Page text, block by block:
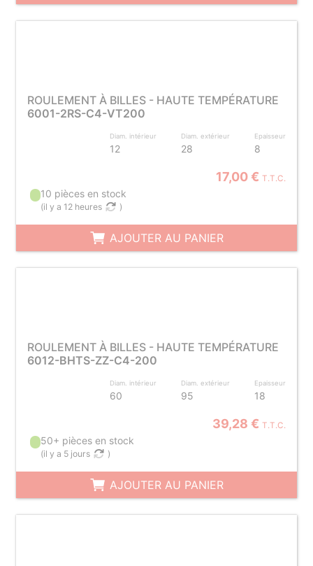
ROULEMENT À BILLES - HAUTE TEMPÉRATURE
6001-2RS-C4-VT200
Diam. intérieur
12
Diam. extérieur
28
Epaisseur
8
17,00 € T.T.C.
10 pièces en stock
(il y a 12 heures )
AJOUTER AU PANIER
ROULEMENT À BILLES - HAUTE TEMPÉRATURE
6012-BHTS-ZZ-C4-200
Diam. intérieur
60
Diam. extérieur
95
Epaisseur
18
39,28 € T.T.C.
50+ pièces en stock
(il y a 5 jours )
AJOUTER AU PANIER